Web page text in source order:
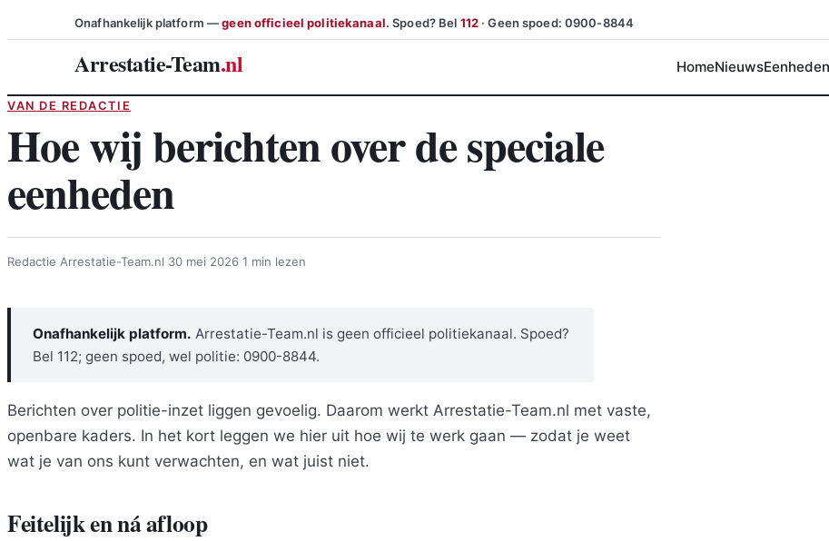
naar
inhoud
Onafhankelijk platform —geen officieel politiekanaal. Spoed? Bel 112· Geen spoed: 0900-8844
Arrestatie-Team.nl HomeNieuwsEenheden
VAN DE REDACTIE
Hoe wij berichten over de speciale
eenheden
Redactie Arrestatie-Team.nl·30 mei 2026·1 min lezen
Onafhankelijk platform. Arrestatie-Team.nl is geen officieel politiekanaal. Spoed?
Bel 112; geen spoed, wel politie: 0900-8844.
Berichten over politie-inzet liggen gevoelig. Daarom werkt Arrestatie-Team.nl met vaste,
openbare kaders. In het kort leggen we hier uit hoe wij te werk gaan — zodat je weet
wat je van ons kunt verwachten, en wat juist niet.
Feitelijk en ná afloop